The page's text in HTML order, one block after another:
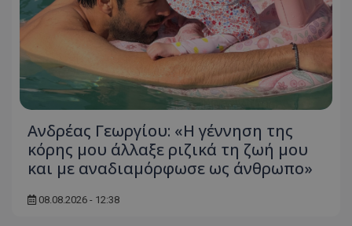
Ανδρέας Γεωργίου: «Η γέννηση της
κόρης μου άλλαξε ριζικά τη ζωή μου
και με αναδιαμόρφωσε ως άνθρωπο»
08.08.2026 - 12:38